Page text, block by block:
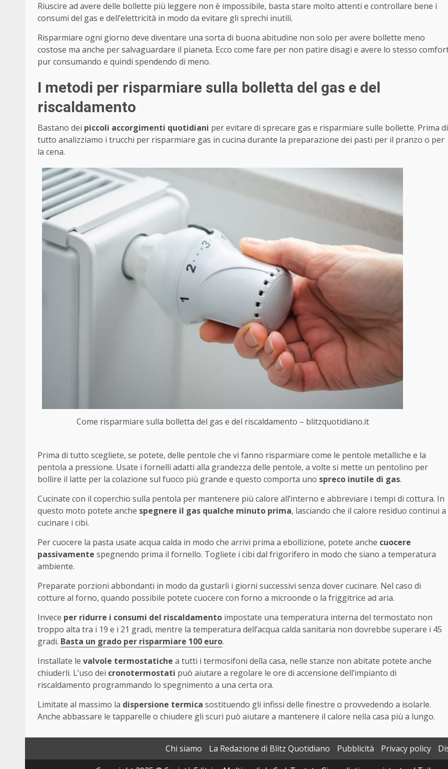
Riuscire ad avere delle bollette più leggere non è impossibile, basta stare molto attenti e controllare bene i
consumi del gas e dell’elettricità in modo da evitare gli sprechi inutili.
Risparmiare ogni giorno deve diventare una sorta di buona abitudine non solo per avere bollette meno
costose ma anche per salvaguardare il pianeta. Ecco come fare per non patire disagi e avere lo stesso
pur consumando e quindi spendendo di meno.
I metodi per risparmiare sulla bolletta del gas e del
riscaldamento
Bastano dei piccoli accorgimenti quotidiani per evitare di sprecare gas e risparmiare sulle bollette. Prima di
tutto analizziamo i trucchi per risparmiare gas in cucina durante la preparazione dei pasti per il pranzo o per
la cena.
Come risparmiare sulla bolletta del gas e del riscaldamento – blitzquotidiano.it
Prima di tutto scegliete, se potete, delle pentole che vi fanno risparmiare come le pentole metalliche e la
pentola a pressione. Usate i fornelli adatti alla grandezza delle pentole, a volte si mette un pentolino per
bollire il latte per la colazione sul fuoco più grande e questo comporta uno spreco inutile di gas.
Cucinate con il coperchio sulla pentola per mantenere più calore all’interno e abbreviare i tempi di cottura. In
questo moto potete anche spegnere il gas qualche minuto prima, lasciando che il calore residuo continui a
cucinare i cibi.
Per cuocere la pasta usate acqua calda in modo che arrivi prima a ebollizione, potete anche cuocere
passivamente spegnendo prima il fornello. Togliete i cibi dal frigorifero in modo che siano a temperatura
ambiente.
Preparate porzioni abbondanti in modo da gustarli i giorni successivi senza dover cucinare. Nel caso di
cotture al forno, quando possibile potete cuocere con forno a microonde o la friggitrice ad aria.
Invece per ridurre i consumi del riscaldamento impostate una temperatura interna del termostato non
troppo alta tra i 19 e i 21 gradi, mentre la temperatura dell’acqua calda sanitaria non dovrebbe superare i 45
gradi. Basta un grado per risparmiare 100 euro.
Installate le valvole termostatiche a tutti i termosifoni della casa, nelle stanze non abitate potete anche
chiuderli. L’uso dei cronotermostati può aiutare a regolare le ore di accensione dell’impianto di
riscaldamento programmando lo spegnimento a una certa ora.
Limitate al massimo la dispersione termica sostituendo gli infissi delle finestre o provvedendo a isolarle.
Anche abbassare le tapparelle o chiudere gli scuri può aiutare a mantenere il calore nella casa più a lungo.
Chi siamo La Redazione di Blitz Quotidiano Pubblicità Privacy policy